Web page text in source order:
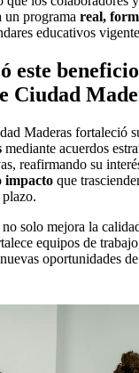
un programa real,
educativos
este
Ciudad
Maderas fortaleció
mediante acuerdos
reafirmando su
impacto que
solo mejora la
equipos de
oportunidades